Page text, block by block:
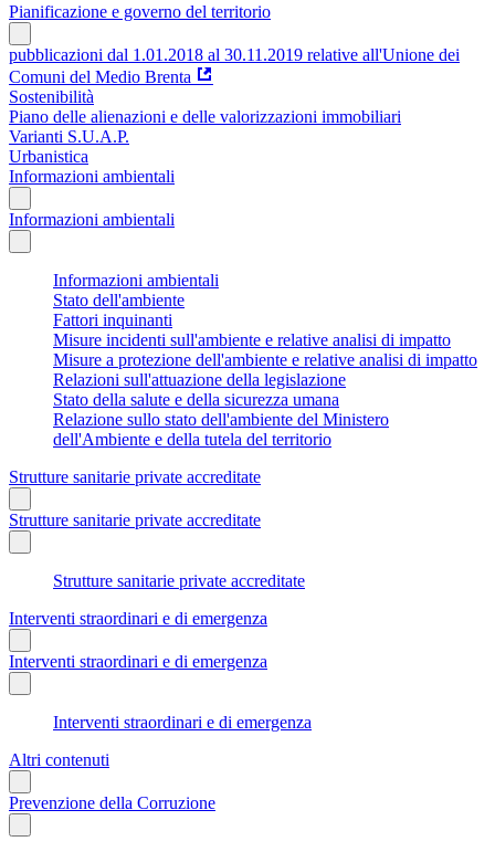
Pianificazione e governo del territorio
pubblicazioni dal 1.01.2018 al 30.11.2019 relative all'Unione dei
Comuni del Medio Brenta
Sostenibilità
Piano delle alienazioni e delle valorizzazioni immobiliari
Varianti S.U.A.P.
Urbanistica
Informazioni ambientali
Informazioni ambientali
Informazioni ambientali
Stato dell'ambiente
Fattori inquinanti
Misure incidenti sull'ambiente e relative analisi di impatto
Misure a protezione dell'ambiente e relative analisi di impatto
Relazioni sull'attuazione della legislazione
Stato della salute e della sicurezza umana
Relazione sullo stato dell'ambiente del Ministero
dell'Ambiente e della tutela del territorio
Strutture sanitarie private accreditate
Strutture sanitarie private accreditate
Strutture sanitarie private accreditate
Interventi straordinari e di emergenza
Interventi straordinari e di emergenza
Interventi straordinari e di emergenza
Altri contenuti
Prevenzione della Corruzione